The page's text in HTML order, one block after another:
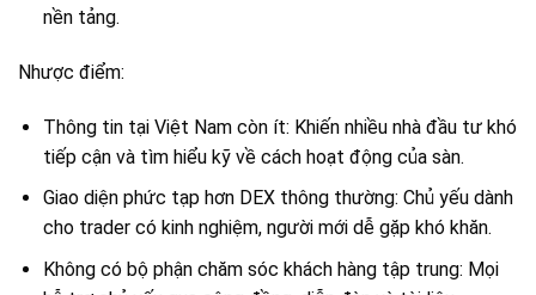
nền tảng.
Nhược điểm:
Thông tin tại Việt Nam còn ít: Khiến nhiều nhà đầu tư khó
tiếp cận và tìm hiểu kỹ về cách hoạt động của sàn.
Giao diện phức tạp hơn DEX thông thường: Chủ yếu dành
cho trader có kinh nghiệm, người mới dễ gặp khó khăn.
Không có bộ phận chăm sóc khách hàng tập trung: Mọi